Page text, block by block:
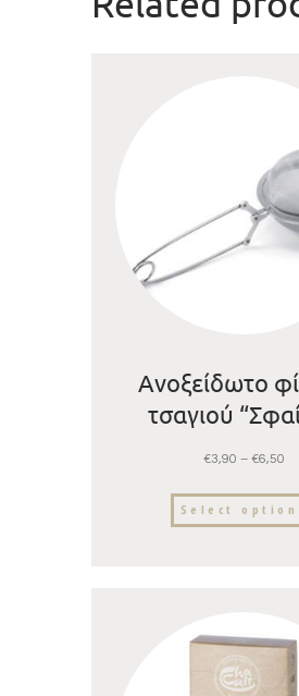
Ανοξείδωτο
τσαγιού
€3,90 – €6,50
Select